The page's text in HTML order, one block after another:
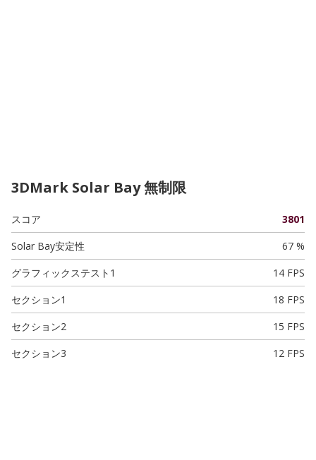
3DMark Solar Bay 無制限
スコア
3801
Solar Bay安定性
67 %
グラフィックステスト1
14 FPS
セクション1
18 FPS
セクション2
15 FPS
セクション3
12 FPS